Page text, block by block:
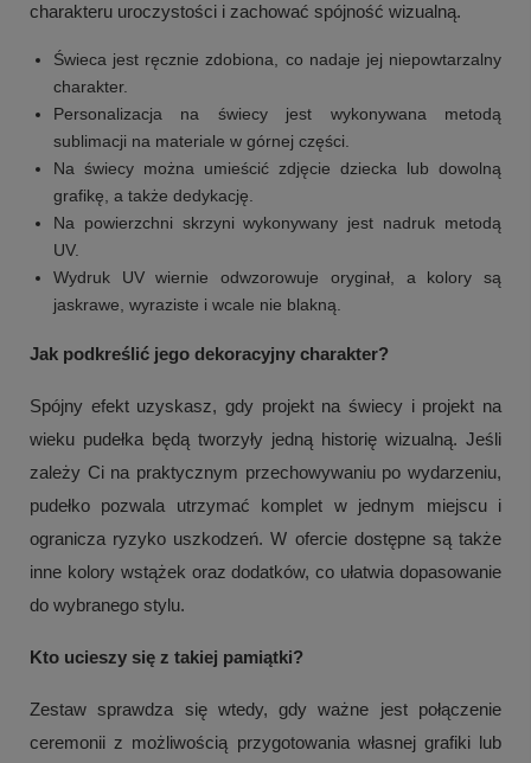
+1
charakteru uroczystości i zachować spójność wizualną.
Świeca jest ręcznie zdobiona, co nadaje jej niepowtarzalny
charakter.
Personalizacja na świecy jest wykonywana metodą
sublimacji na materiale w górnej części.
Na świecy można umieścić zdjęcie dziecka lub dowolną
grafikę, a także dedykację.
Na powierzchni skrzyni wykonywany jest nadruk metodą
UV.
Wydruk UV wiernie odwzorowuje oryginał, a kolory są
jaskrawe, wyraziste i wcale nie blakną.
Jak podkreślić jego dekoracyjny charakter?
Spójny efekt uzyskasz, gdy projekt na świecy i projekt na
wieku pudełka będą tworzyły jedną historię wizualną. Jeśli
zależy Ci na praktycznym przechowywaniu po wydarzeniu,
pudełko pozwala utrzymać komplet w jednym miejscu i
ogranicza ryzyko uszkodzeń. W ofercie dostępne są także
inne kolory wstążek oraz dodatków, co ułatwia dopasowanie
do wybranego stylu.
Kto ucieszy się z takiej pamiątki?
Zestaw sprawdza się wtedy, gdy ważne jest połączenie
ceremonii z możliwością przygotowania własnej grafiki lub